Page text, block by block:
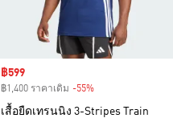
Sale price
฿599
฿1,400 ราคาเดิม -55%
เสื้อยืดเทรนนิง 3-Stripes Train